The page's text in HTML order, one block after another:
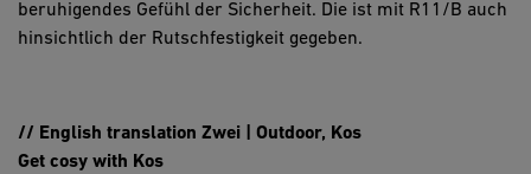
beruhigendes Gefühl der Sicherheit. Die ist mit R11/B auch
hinsichtlich der Rutschfestigkeit gegeben.
// English translation Zwei | Outdoor, Kos
Get cosy with Kos